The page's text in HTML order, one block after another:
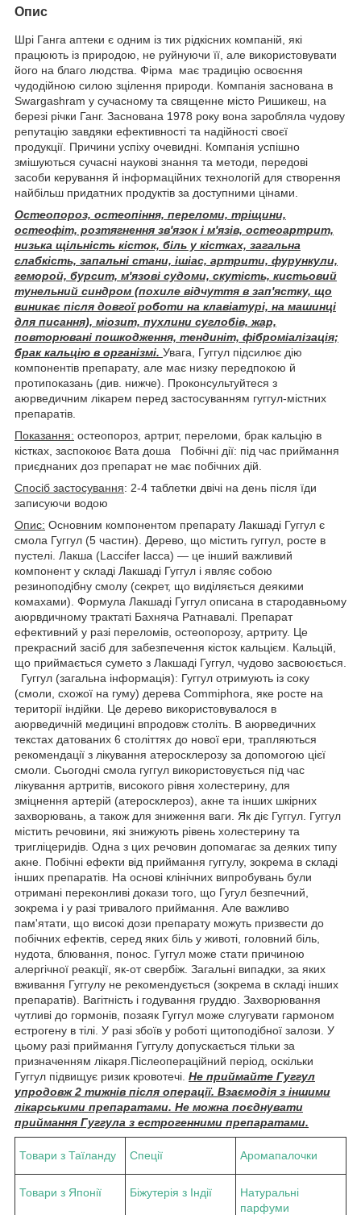
Опис
Шрі Ганга аптеки є одним із тих рідкісних компаній, які
працюють із природою, не руйнуючи її, але використовувати
його на благо людства. Фірма має традицію освоєння
чудодійною силою зцілення природи. Компанія заснована в
Swargashram у сучасному та священне місто Ришикеш, на
березі річки Ганг. Заснована 1978 року вона заробляла чудову
репутацію завдяки ефективності та надійності своєї
продукції. Причини успіху очевидні. Компанія успішно
змішуються сучасні наукові знання та методи, передові
засоби керування й інформаційних технологій для створення
найбільш придатних продуктів за доступними цінами.
Остеопороз, остеопіння, переломи, тріщини,
остеофіт, розтягнення зв'язок і м'язів, остеоартрит,
низька щільність кісток, біль у кістках, загальна
слабкість, запальні стани, ішіас, артрити, фурункули,
геморой, бурсит, м'язові судоми, скутість, кистьовий
тунельний синдром (похиле відчуття в зап'ястку, що
виникає після довгої роботи на клавіатурі, на машинці
для писання), міозит, пухлини суглобів, жар,
повторювані пошкодження, тендиніт, фіброміалізація;
брак кальцію в організмі. Увага, Гуггул підсилює дію
компонентів препарату, але має низку передпокою й
протипоказань (див. нижче). Проконсультуйтеся з
аюрведичним лікарем перед застосуванням гуггул-містних
препаратів.
Показання: остеопороз, артрит, переломи, брак кальцію в
кістках, заспокоює Вата доша Побічні дії: під час приймання
приєднаних доз препарат не має побічних дій.
Спосіб застосування: 2-4 таблетки двічі на день після їди
записуючи водою
Опис: Основним компонентом препарату Лакшаді Гуггул є
смола Гуггул (5 частин). Дерево, що містить гуггул, росте в
пустелі. Лакша (Laccifer lacca) — це інший важливий
компонент у складі Лакшаді Гуггул і являє собою
резиноподібну смолу (секрет, що виділяється деякими
комахами). Формула Лакшаді Гуггул описана в стародавньому
аюрвдичному трактаті Бахняча Ратнавалі. Препарат
ефективний у разі переломів, остеопорозу, артриту. Це
прекрасний засіб для забезпечення кісток кальцієм. Кальцій,
що приймається сумето з Лакшаді Гуггул, чудово засвоюється.
Гуггул (загальна інформація): Гуггул отримують із соку
(смоли, схожої на гуму) дерева Commiphora, яке росте на
території індійки. Це дерево використовувалося в
аюрведичній медицині впродовж століть. В аюрведичних
текстах датованих 6 століттях до нової ери, трапляються
рекомендації з лікування атеросклерозу за допомогою цієї
смоли. Сьогодні смола гуггул використовується під час
лікування артритів, високого рівня холестерину, для
зміцнення артерій (атеросклероз), акне та інших шкірних
захворювань, а також для зниження ваги. Як діє Гуггул. Гуггул
містить речовини, які знижують рівень холестерину та
тригліцеридів. Одна з цих речовин допомагає за деяких типу
акне. Побічні ефекти від приймання гуггулу, зокрема в складі
інших препаратів. На основі клінічних випробувань були
отримані переконливі докази того, що Гугул безпечний,
зокрема і у разі тривалого приймання. Але важливо
пам'ятати, що високі дози препарату можуть призвести до
побічних ефектів, серед яких біль у животі, головний біль,
нудота, блювання, понос. Гуггул може стати причиною
алергічної реакції, як-от свербіж. Загальні випадки, за яких
вживання Гуггулу не рекомендується (зокрема в складі інших
препаратів). Вагітність і годування груддю. Захворювання
чутливі до гормонів, позаяк Гуггул може слугувати гармоном
естрогену в тілі. У разі збоїв у роботі щитоподібної залози. У
цьому разі приймання Гуггулу допускається тільки за
призначенням лікаря.Післеопераційний період, оскільки
Гуггул підвищує ризик кровотечі. Не приймайте Гуггул
упродовж 2 тижнів після операції. Взаємодія з іншими
лікарськими препаратами. Не можна поєднувати
приймання Гуггула з естрогенними препаратами.
Товари з Таїланду Спеції Аромапалочки
Товари з Японії Біжутерія з Індії
Натуральні
парфуми